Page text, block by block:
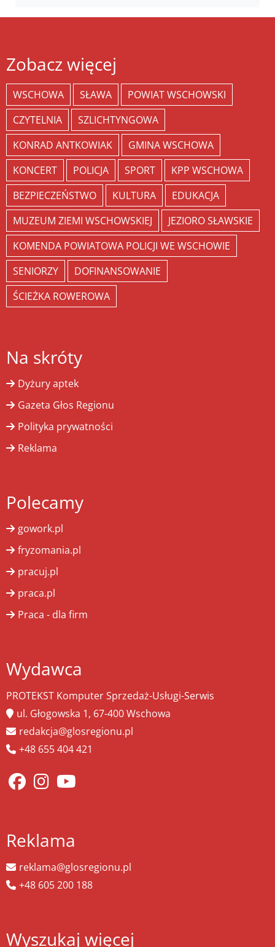
Zobacz więcej
WSCHOWA SŁAWA
POWIAT WSCHOWSKI
CZYTELNIA
SZLICHTYNGOWA
KONRAD ANTKOWIAK
GMINA WSCHOWA
KONCERT
POLICJA SPORT
KPP WSCHOWA
BEZPIECZEŃSTWO
KULTURA
EDUKACJA
MUZEUM ZIEMI WSCHOWSKIEJ
JEZIORO SŁAWSKIE
KOMENDA POWIATOWA POLICJI WE WSCHOWIE
SENIORZY
DOFINANSOWANIE
ŚCIEŻKA ROWEROWA
Na skróty
Dyżury aptek
Gazeta Głos Regionu
Polityka prywatności
Reklama
Polecamy
gowork.pl
fryzomania.pl
pracuj.pl
praca.pl
Praca - dla firm
Wydawca
PROTEKST Komputer Sprzedaż-Usługi-Serwis
ul. Głogowska 1, 67-400 Wschowa
redakcja@glosregionu.pl
+48 655 404 421
Reklama
reklama@glosregionu.pl
+48 605 200 188
Wyszukaj więcej